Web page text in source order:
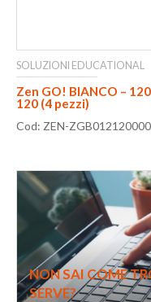
SOLUZIONI EDUCATIONAL
Zen GO! BIANCO –
120 (4 pezzi)
Cod: ZEN-ZGB012120000
NON SAI COME
SERVE?